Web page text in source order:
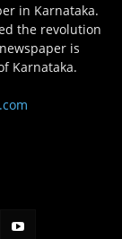
in Karnataka.
the revolution
is
Karnataka.